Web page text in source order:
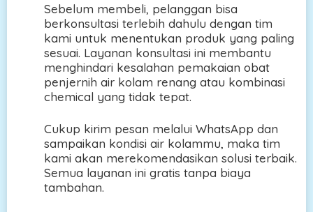
Sebelum membeli, pelanggan bisa
berkonsultasi terlebih dahulu dengan tim
kami untuk menentukan produk yang paling
sesuai. Layanan konsultasi ini membantu
menghindari kesalahan pemakaian obat
penjernih air kolam renang atau kombinasi
chemical yang tidak tepat.
Cukup kirim pesan melalui WhatsApp dan
sampaikan kondisi air kolammu, maka tim
kami akan merekomendasikan solusi terbaik.
Semua layanan ini gratis tanpa biaya
tambahan.